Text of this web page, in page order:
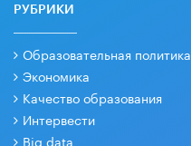
РУБРИКИ
Образовательная политика
Экономика
Качество образования
Интервести
Big data